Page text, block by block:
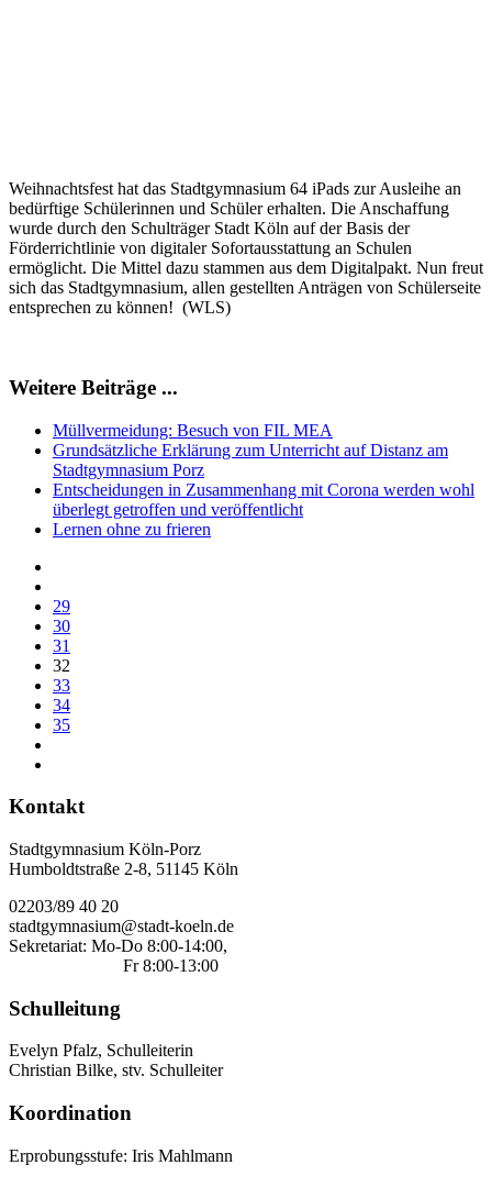
Weihnachtsfest hat das Stadtgymnasium 64 iPads zur Ausleihe an
bedürftige Schülerinnen und Schüler erhalten. Die Anschaffung
wurde durch den Schulträger Stadt Köln auf der Basis der
Förderrichtlinie von digitaler Sofortausstattung an Schulen
ermöglicht. Die Mittel dazu stammen aus dem Digitalpakt. Nun freut
sich das Stadtgymnasium, allen gestellten Anträgen von Schülerseite
entsprechen zu können! (WLS)
Weitere Beiträge ...
Müllvermeidung: Besuch von FIL MEA
Grundsätzliche Erklärung zum Unterricht auf Distanz am
Stadtgymnasium Porz
Entscheidungen in Zusammenhang mit Corona werden wohl
überlegt getroffen und veröffentlicht
Lernen ohne zu frieren
29
30
31
32
33
34
35
Kontakt
Stadtgymnasium Köln-Porz
Humboldtstraße 2-8, 51145 Köln
02203/89 40 20
stadtgymnasium@stadt-koeln.de
Sekretariat: Mo-Do 8:00-14:00,
Fr 8:00-13:00
Schulleitung
Evelyn Pfalz, Schulleiterin
Christian Bilke, stv. Schulleiter
Koordination
Erprobungsstufe: Iris Mahlmann